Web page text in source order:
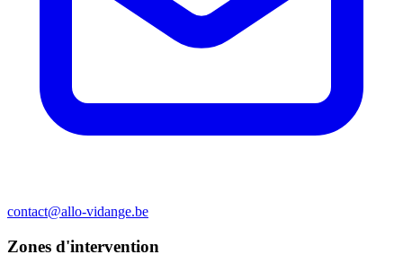
contact@allo-vidange.be
Zones d'intervention